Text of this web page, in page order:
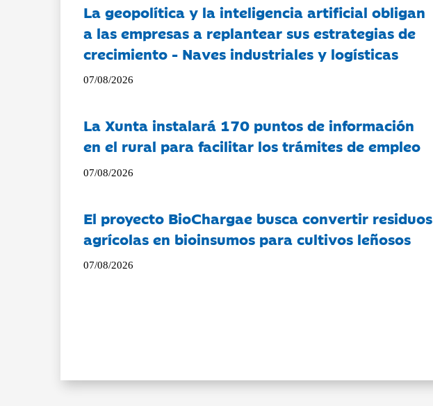
La geopolítica y la inteligencia artificial obligan
a las empresas a replantear sus estrategias de
crecimiento - Naves industriales y logísticas
07/08/2026
La Xunta instalará 170 puntos de información
en el rural para facilitar los trámites de empleo
07/08/2026
El proyecto BioChargae busca convertir residuos
agrícolas en bioinsumos para cultivos leñosos
07/08/2026